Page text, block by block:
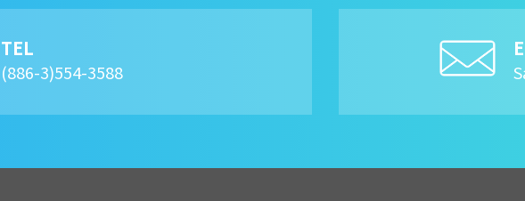
TEL
(886-3)554-3588